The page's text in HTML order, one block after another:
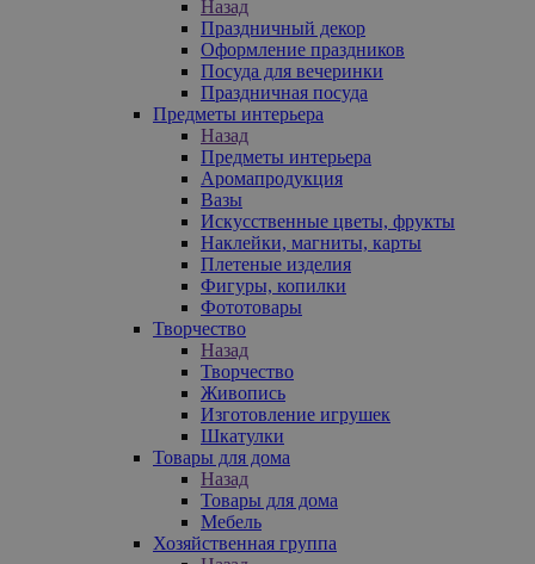
Назад
Праздничный декор
Оформление праздников
Посуда для вечеринки
Праздничная посуда
Предметы интерьера
Назад
Предметы интерьера
Аромапродукция
Вазы
Искусственные цветы, фрукты
Наклейки, магниты, карты
Плетеные изделия
Фигуры, копилки
Фототовары
Творчество
Назад
Творчество
Живопись
Изготовление игрушек
Шкатулки
Товары для дома
Назад
Товары для дома
Мебель
Хозяйственная группа